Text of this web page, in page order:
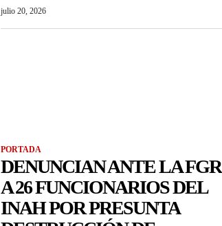
julio 20, 2026
PORTADA
DENUNCIAN ANTE LA FGR
A 26 FUNCIONARIOS DEL
INAH POR PRESUNTA